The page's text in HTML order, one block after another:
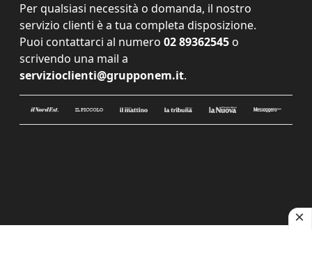
Per qualsiasi necessità o domanda, il nostro
servizio clienti è a tua completa disposizione.
Puoi contattarci al numero 02 89362545 o
scrivendo una mail a
servizioclienti@grupponem.it.